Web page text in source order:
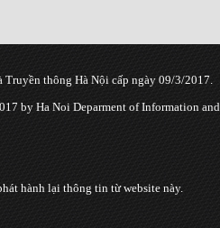
thông Hà Nội cấp ngày 09/3/2017.
by Ha Noi Deparment of Information and
hành lại thông tin từ website này.